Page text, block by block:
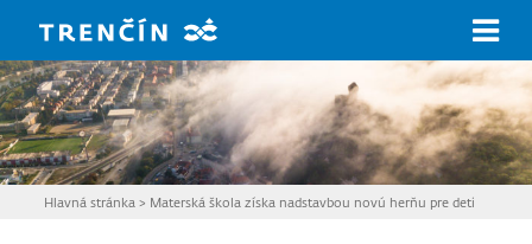
Hlavná stránka > Materská škola získa nadstavbou novú herňu pre deti